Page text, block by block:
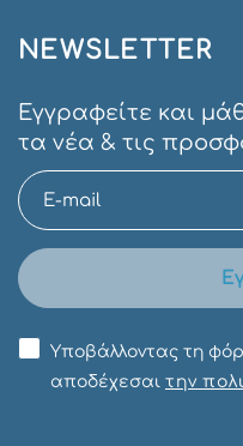
NEWSLETTER
Εγγραφείτε και
τα νέα & τις
Υποβάλλοντας τη
αποδέχεσαι την